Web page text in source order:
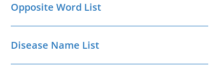
Opposite Word List
Disease Name List